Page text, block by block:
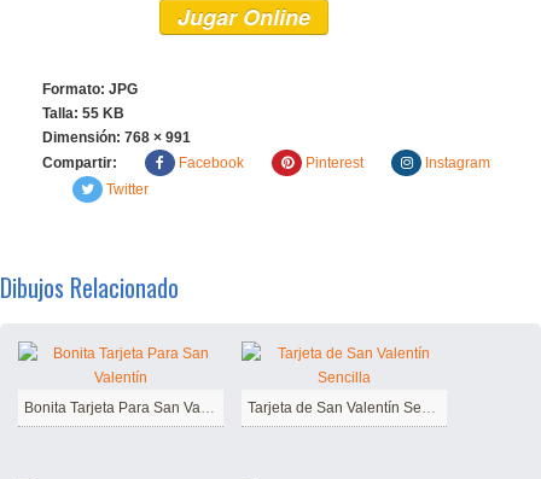
Jugar Online
Formato: JPG
Talla: 55 KB
Dimensión: 768 × 991
Compartir:
Facebook Pinterest
Instagram
Twitter
Dibujos Relacionado
Bonita Tarjeta Para San Valentín Tarjeta de San Valentín Sencilla